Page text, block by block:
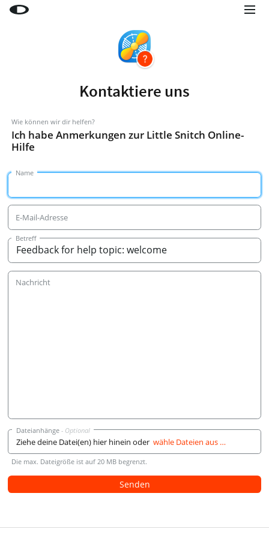
Internet Access Policy Viewer
Mehr Produkte
Shop
Blog
Kontaktiere uns
Wie können wir dir helfen?
Ich habe Anmerkungen zur Little Snitch Online-
Hilfe
Name
E-Mail-Adresse
Betreff
Nachricht
Ziehe deine Datei(en) hier hinein oder wähle Dateien aus …
Dateianhänge
Die max. Dateigröße ist auf 20 MB begrenzt.